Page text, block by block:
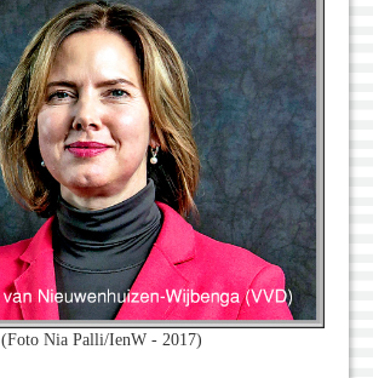
(Foto Nia Palli/IenW - 2017)